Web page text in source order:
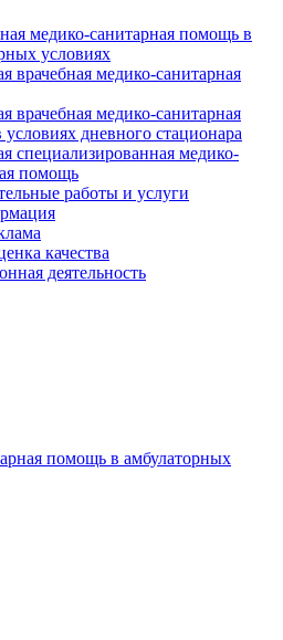
медико-санитарная помощь в
условиях
врачебная медико-санитарная
врачебная медико-санитарная
дневного стационара
специализированная медико-
помощь
работы и услуги
качества
деятельность
помощь в амбулаторных